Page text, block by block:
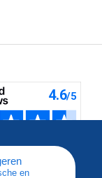
en